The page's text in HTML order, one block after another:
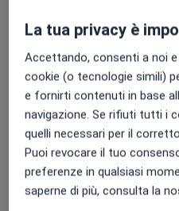
Altro
Su di me
Aree di competenza principali:
Chirurgia plastica
Ricostruttiva & estetica
Chirurgia plastica,
Medicina estetica
Principali patologie trattate
Ipertrofia Mammaria
Ipomastia
La tua privacy è
Accettando, consenti a noi
cookie (o tecnologie simili)
e fornirti contenuti in base
navigazione. Se rifiuti tutti i
quelli necessari per il
Puoi revocare il tuo
preferenze in qualsiasi
saperne di più, consulta la